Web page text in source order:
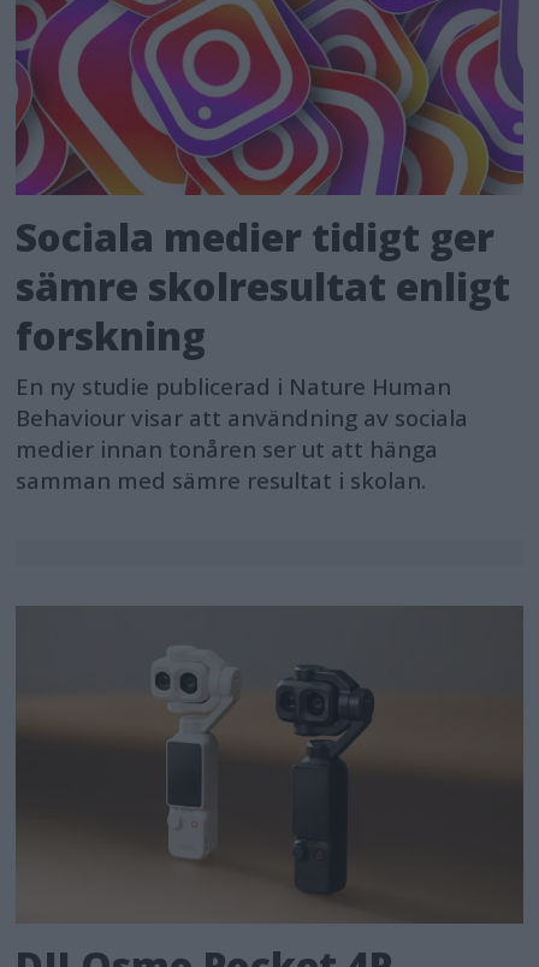
Sociala medier tidigt ger
sämre skolresultat enligt
forskning
En ny studie publicerad i Nature Human
Behaviour visar att användning av sociala
medier innan tonåren ser ut att hänga
samman med sämre resultat i skolan.